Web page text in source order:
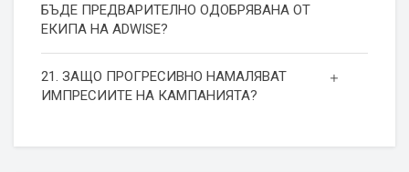
БЪДЕ ПРЕДВАРИТЕЛНО ОДОБРЯВАНА ОТ
ЕКИПА НА ADWISE?
21. ЗАЩО ПРОГРЕСИВНО НАМАЛЯВАТ
ИМПРЕСИИТЕ НА КАМПАНИЯТА?